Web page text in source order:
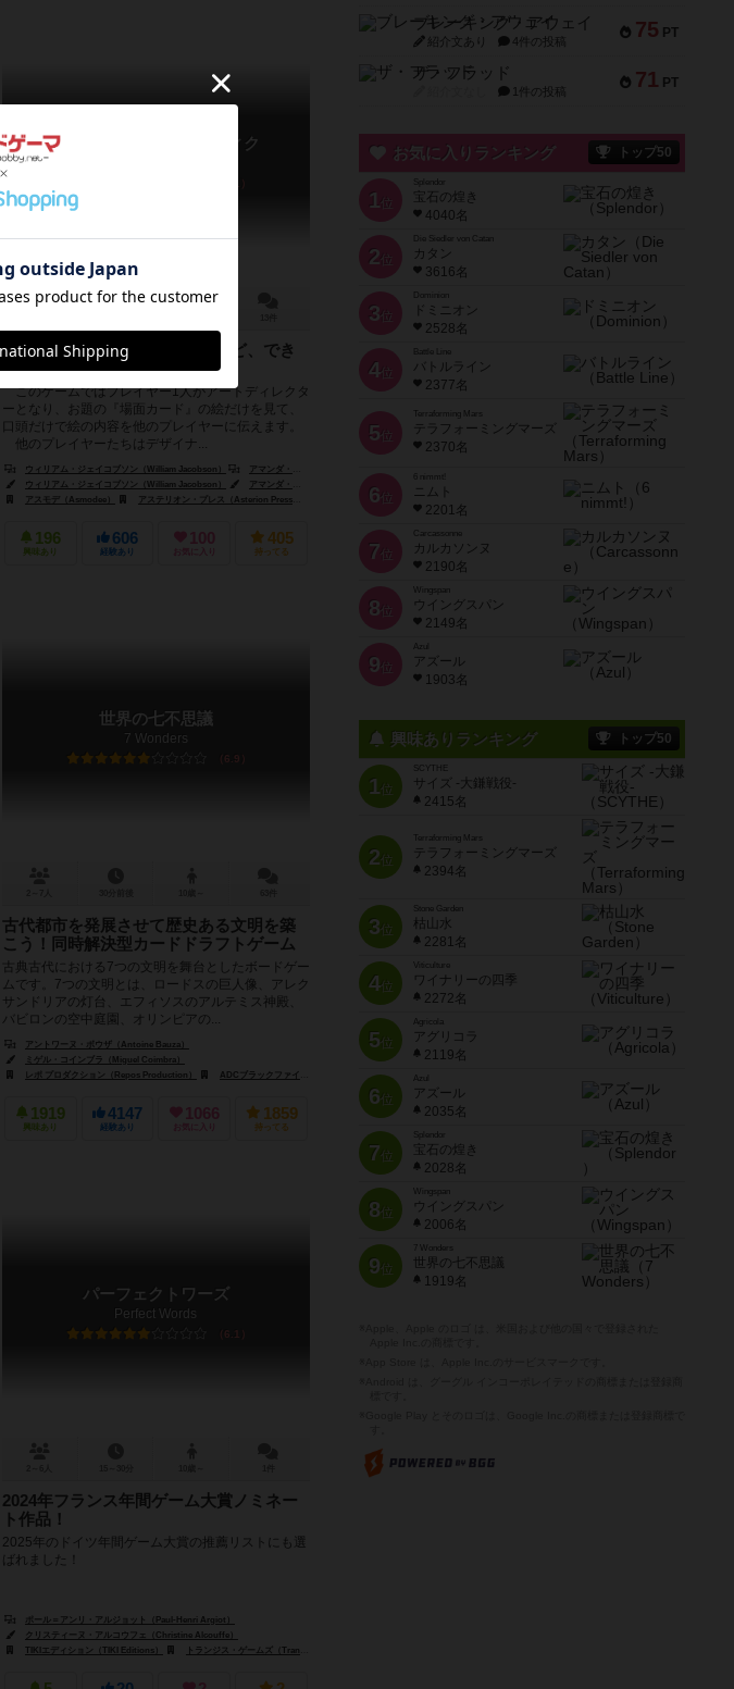
デュプリク / アイデンティク
まったく同じでなくてもいいけど、でき
るだけ似ているものを描こう！
このゲームではプレイヤー1人がアートディレクタ
ーとなり、お題の『場面カード』の絵だけを見て、
口頭だけで絵の内容を他のプレイヤーに伝えます。
他のプレイヤーたちはデザイナ...
ウィリアム・ジェイコブソン（William Jacobson）
アマンダ・コホウト（Amanda Kohout）
ウィリアム・ジェイコブソン（William Jacobson）
アマンダ・コホウト（Amanda Kohout）
アスモデ（Asmodee）
アステリオン・プレス（Asterion Press） ブレインコグ（Braincog, Inc.）
196
興味あり
606
経験あり
100
お気に入り
405
持ってる
世界の七不思議
7 Wonders
6.9
古代都市を発展させて歴史ある文明を築
こう！同時解決型カードドラフトゲーム
古典古代における7つの文明を舞台としたボードゲー
ムです。7つの文明とは、ロードスの巨人像、アレク
サンドリアの灯台、エフィソスのアルテミス神殿、
バビロンの空中庭園、オリンピアの...
アントワーヌ・ボウザ（Antoine Bauza）
ミゲル・コインブラ（Miguel Coimbra）
レポ プロダクション（Repos Production）
ADCブラックファイア・エンターテイメント（ADC Blackfire Entertainment）
1919
興味あり
4147
経験あり
1066
お気に入り
1859
持ってる
パーフェクトワーズ
Perfect Words
6.1
2024年フランス年間ゲーム大賞ノミネー
ト作品！
2025年のドイツ年間ゲーム大賞の推薦リストにも選
ばれました！
ポール＝アンリ・アルジョット（Paul-Henri Argiot）
クリスティーヌ・アルコウフェ（Christine Alcouffe）
TIKIエディション（TIKI Editions）
トランジス・ゲームズ（Tranjis Games）
75 PT
ブレーキング・アウェイ
紹介文あり 4件の投稿
71 PT
ザ・フラッド
1件の投稿
お気に入りランキング トップ50
1 位
宝石の煌き
4040名
2 位
Die Siedler von Catan
カタン
3616名
3 位
ドミニオン
2528名
4位
Battle Line
バトルライン
2377名
5 位
Terraforming Mars
テラフォーミングマーズ
2370名
6 位
ニムト
2201名
7 位
Carcassonne
カルカソンヌ
2190名
8 位
Wingspan
ウイングスパン
2149名
9 位
Azul
アズール
1903名
興味ありランキング トップ50
1位
SCYTHE
サイズ -大鎌戦役-
2415名
2位
Terraforming Mars
テラフォーミングマーズ
2394名
3位
Stone Garden
枯山水
2281名
4位
Viticulture
ワイナリーの四季
2272名
5位
Agricola
アグリコラ
2119名
6位
Azul
アズール
2035名
7位
宝石の煌き
2028名
8位
Wingspan
ウイングスパン
2006名
9位
7 Wonders
世界の七不思議
1919名